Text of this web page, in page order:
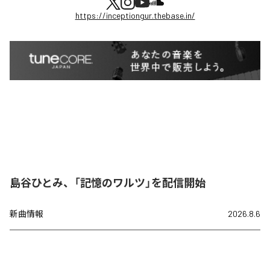
https://inceptiongur.thebase.in/
島谷ひとみ、「記憶のワルツ」を配信開始
新曲情報 2026.8.6